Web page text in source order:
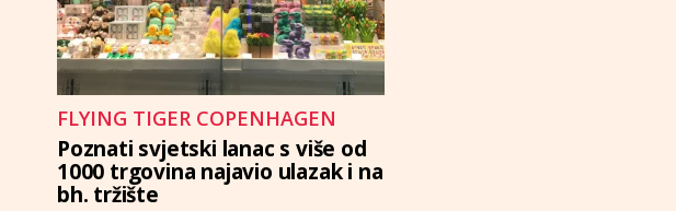
FLYING TIGER COPENHAGEN
Poznati svjetski lanac s više od
1000 trgovina najavio ulazak i na
bh. tržište